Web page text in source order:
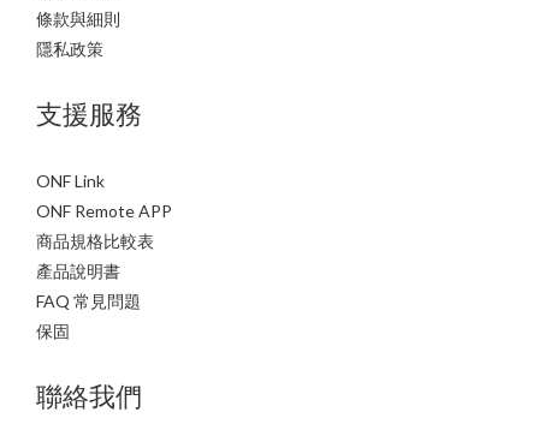
條款與細則
隱私政策
支援服務
ONF Link
ONF Remote APP
商品規格比較表
產品說明書
FAQ 常見問題
保固
聯絡我們